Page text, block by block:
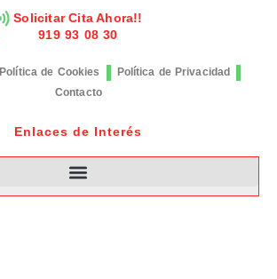
Solicitar Cita Ahora!!
919 93 08 30
Política de Cookies
Política de Privacidad
Contacto
Enlaces de Interés